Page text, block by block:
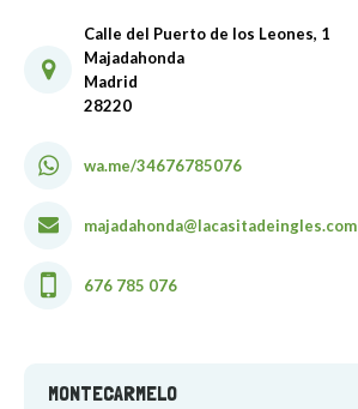
Calle del Puerto de los Leones, 1
Majadahonda
Madrid
28220
wa.me/34676785076
majadahonda@lacasitadeingles.com
676 785 076
MONTECARMELO